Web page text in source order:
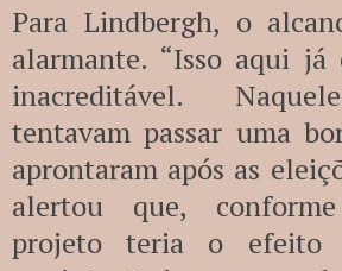
Para Lindbergh, o
alarmante. “Isso aqui já
inacreditável.
tentavam passar uma
aprontaram após as
alertou que,
projeto teria o efeito